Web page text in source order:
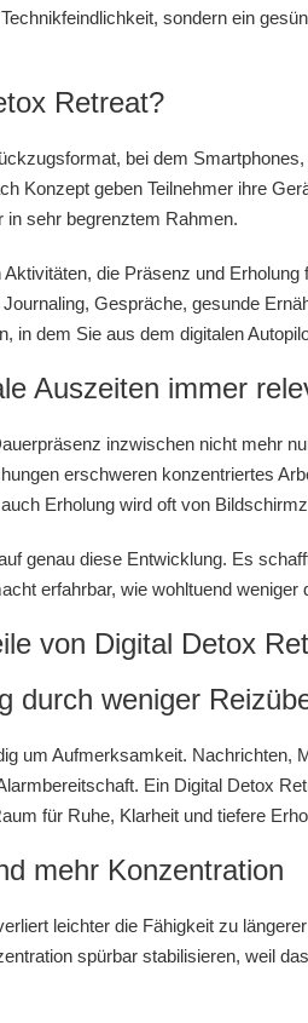
sondern ein
Retreat?
bei dem
Konzept geben Teilnehmer ihre
in sehr begrenztem Rahmen.
die Präsenz und Erholung
Gespräche, gesunde
in dem Sie aus dem digitalen
Auszeiten immer
inzwischen nicht mehr
erschweren konzentriertes
Erholung wird oft von
genau diese Entwicklung. Es
erfahrbar, wie wohltuend weniger
von Digital Detox
durch weniger
um Aufmerksamkeit. Nachrichten,
Ein Digital Detox
für Ruhe, Klarheit und tiefere
mehr Konzentration
leichter die Fähigkeit zu
spürbar stabilisieren, weil